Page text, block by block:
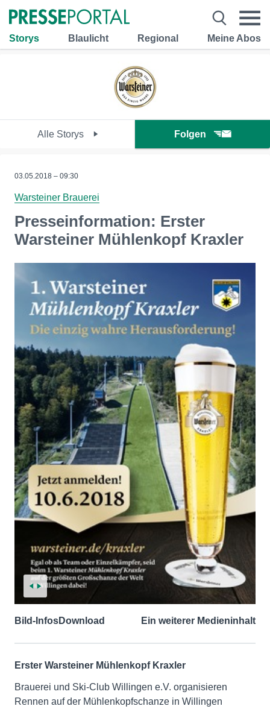
Storys Blaulicht Regional Meine Abos
Alle Storys Folgen
03.05.2018 – 09:30
Warsteiner Brauerei
Presseinformation: Erster
Warsteiner Mühlenkopf Kraxler
Bild-InfosDownload Ein weiterer Medieninhalt
Erster Warsteiner Mühlenkopf Kraxler
Brauerei und Ski-Club Willingen e.V. organisieren
Rennen auf der Mühlenkopfschanze in Willingen